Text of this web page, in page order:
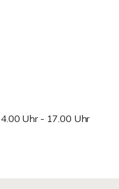
Uhr - 17.00 Uhr